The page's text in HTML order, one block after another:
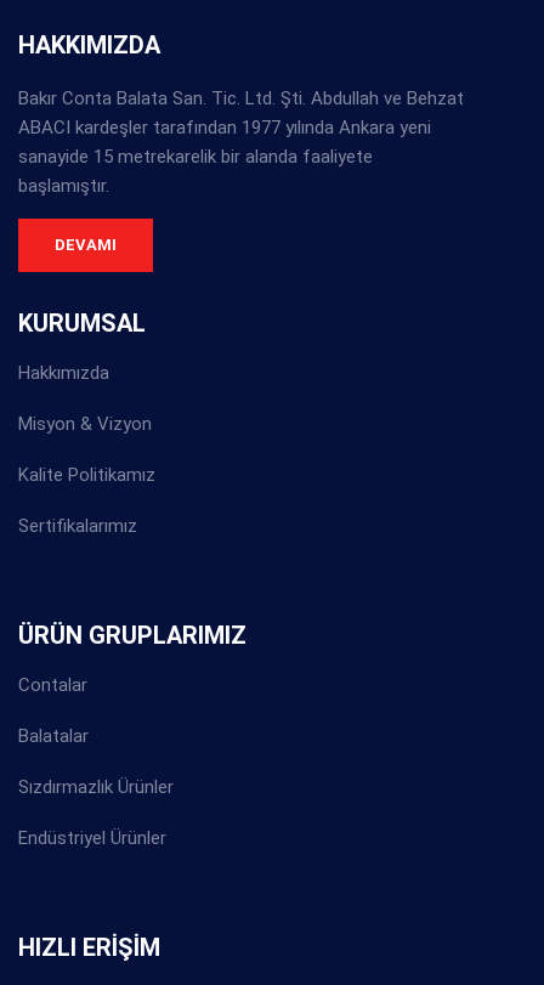
HAKKIMIZDA
Bakır Conta Balata San. Tic. Ltd. Şti. Abdullah ve Behzat
ABACI kardeşler tarafından 1977 yılında Ankara yeni
sanayide 15 metrekarelik bir alanda faaliyete
başlamıştır.
DEVAMI
KURUMSAL
Hakkımızda
Misyon & Vizyon
Kalite Politikamız
Sertifikalarımız
ÜRÜN GRUPLARIMIZ
Contalar
Balatalar
Sızdırmazlık Ürünler
Endüstriyel Ürünler
HIZLI ERİŞİM